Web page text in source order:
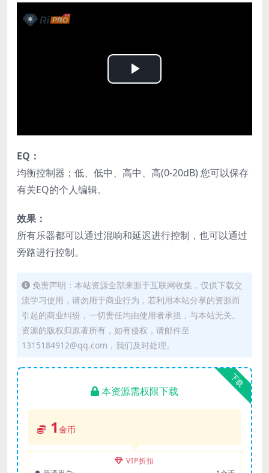
Play
EQ：
均衡控制器；低、低中、高中、高(0-20dB) 您可以保存
有关EQ的个人编辑。
效果：
所有乐器都可以通过混响和延迟进行控制，也可以通过
旁路进行控制。
免责声明：本站资源全部来源于互联网收集，仅供下载交
流学习使用，请勿用于商业行为，若利用本站分享的资源而
引起的商业纠纷，一切责任均由使用者承担，与本站无关。
资源的版权归原著所有，如有侵权，请邮件至
1315184912@qq.com，我们及时处理。
下载
本资源需权限下载
1 金币
VIP折扣